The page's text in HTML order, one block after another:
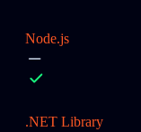
Node.js
.NET Library